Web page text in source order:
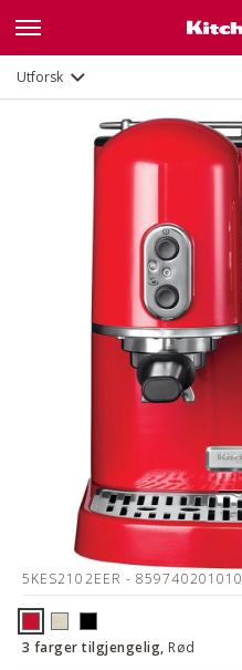
Utforsk
5KES2102EER - 859740201010
3 farger tilgjengelig, Rød